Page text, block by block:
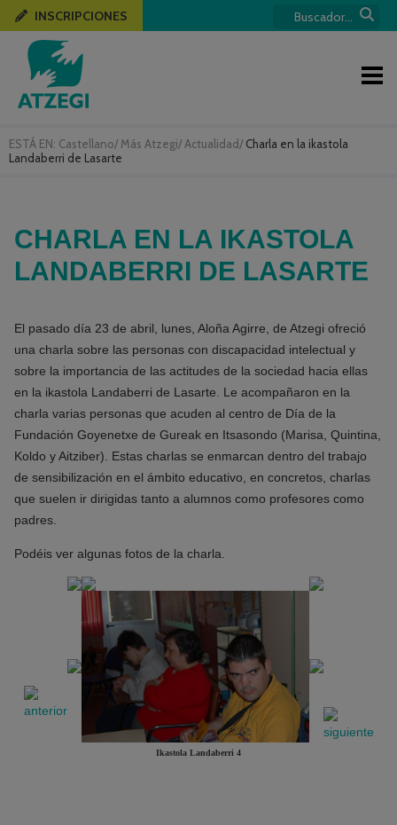
ESTÁ EN: Castellano/ Más Atzegi/ Actualidad/ Charla en la ikastola
Landaberri de Lasarte
INSCRIPCIONES
CHARLA EN LA IKASTOLA
LANDABERRI DE LASARTE
El pasado día 23 de abril, lunes, Aloña Agirre, de Atzegi ofreció
una charla sobre las personas con discapacidad intelectual y
sobre la importancia de las actitudes de la sociedad hacia ellas
en la ikastola Landaberri de Lasarte. Le acompañaron en la
charla varias personas que acuden al centro de Día de la
Fundación Goyenetxe de Gureak en Itsasondo (Marisa, Quintina,
Koldo y Aitziber). Estas charlas se enmarcan dentro del trabajo
de sensibilización en el ámbito educativo, en concretos, charlas
que suelen ir dirigidas tanto a alumnos como profesores como
padres.
Podéis ver algunas fotos de la charla.
Ikastola Landaberri 4